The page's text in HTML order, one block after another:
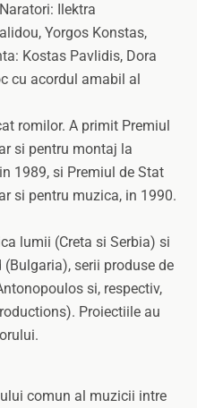
Ilektra
Yorgos Konstas,
Kostas Pavlidis, Dora
cu acordul amabil al
romilor. A primit Premiul
si pentru montaj la
1989, si Premiul de Stat
si pentru muzica, in 1990.
lumii (Creta si Serbia) si
serii produse de
si, respectiv,
Proiectiile au
comun al muzicii intre